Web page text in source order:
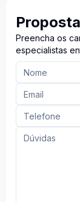
Proposta
Preencha os
especialistas